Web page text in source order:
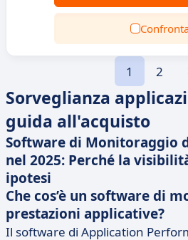
1 2
Sorveglianza
guida all'acquisto
Software di Monitoraggio
nel 2025: Perché la
ipotesi
Che cos’è un software di
prestazioni applicative?
Il software di Application